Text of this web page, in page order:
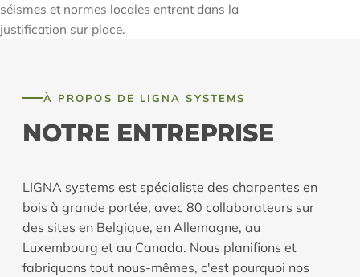
séismes et normes locales entrent dans la
justification sur place.
À PROPOS DE LIGNA SYSTEMS
NOTRE ENTREPRISE
LIGNA systems est spécialiste des charpentes en
bois à grande portée, avec 80 collaborateurs sur
des sites en Belgique, en Allemagne, au
Luxembourg et au Canada. Nous planifions et
fabriquons tout nous-mêmes, c'est pourquoi nos